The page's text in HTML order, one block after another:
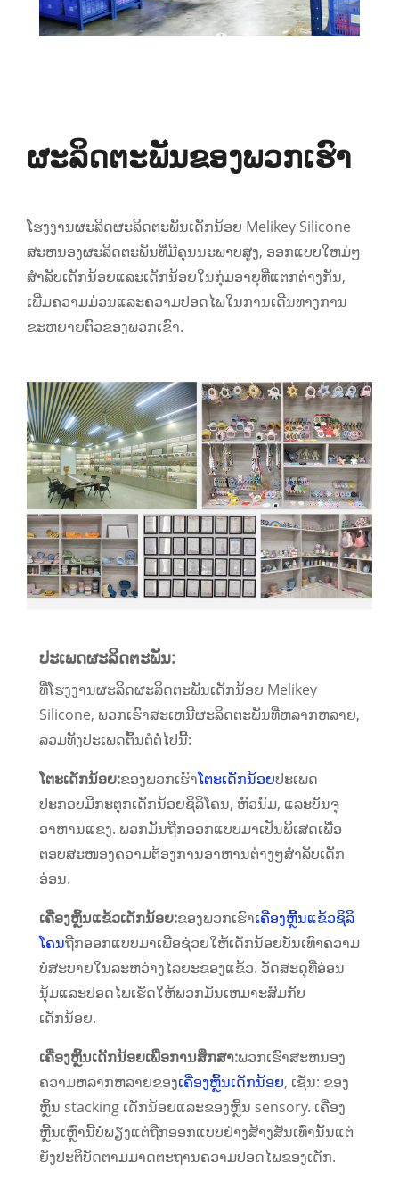
ຜະລິດຕະພັນຂອງພວກເຮົາ
ໂຮງງານຜະລິດຜະລິດຕະພັນເດັກນ້ອຍ Melikey Silicone
ສະຫນອງຜະລິດຕະພັນທີ່ມີຄຸນນະພາບສູງ, ອອກແບບໃຫມ່ໆ
ສໍາລັບເດັກນ້ອຍແລະເດັກນ້ອຍໃນກຸ່ມອາຍຸທີ່ແຕກຕ່າງກັນ,
ເພີ່ມຄວາມມ່ວນແລະຄວາມປອດໄພໃນການເດີນທາງການ
ຂະຫຍາຍຕົວຂອງພວກເຂົາ.
ປະເພດຜະລິດຕະພັນ:
ທີ່ໂຮງງານຜະລິດຜະລິດຕະພັນເດັກນ້ອຍ Melikey
Silicone, ພວກເຮົາສະເຫນີຜະລິດຕະພັນທີ່ຫລາກຫລາຍ,
ລວມທັງປະເພດຕົ້ນຕໍຕໍ່ໄປນີ້:
ໂຕະເດັກນ້ອຍ:ຂອງພວກເຮົາໂຕະເດັກນ້ອຍປະເພດ
ປະກອບມີກະຕຸກເດັກນ້ອຍຊິລິໂຄນ, ຫົວນົມ, ແລະບັນຈຸ
ອາຫານແຂງ. ພວກມັນຖືກອອກແບບມາເປັນພິເສດເພື່ອ
ຕອບສະໜອງຄວາມຕ້ອງການອາຫານຕ່າງໆສຳລັບເດັກ
ອ່ອນ.
ເຄື່ອງຫຼິ້ນແຂ້ວເດັກນ້ອຍ:ຂອງພວກເຮົາເຄື່ອງຫຼີ້ນແຂ້ວຊິລິ
ໂຄນຖືກອອກແບບມາເພື່ອຊ່ວຍໃຫ້ເດັກນ້ອຍບັນເທົາຄວາມ
ບໍ່ສະບາຍໃນລະຫວ່າງໄລຍະຂອງແຂ້ວ. ວັດສະດຸທີ່ອ່ອນ
ນຸ້ມແລະປອດໄພເຮັດໃຫ້ພວກມັນເຫມາະສົມກັບ
ເດັກນ້ອຍ.
ເຄື່ອງຫຼິ້ນເດັກນ້ອຍເພື່ອການສຶກສາ:ພວກເຮົາສະຫນອງ
ຄວາມຫລາກຫລາຍຂອງເຄື່ອງຫຼິ້ນເດັກນ້ອຍ, ເຊັ່ນ: ຂອງ
ຫຼິ້ນ stacking ເດັກນ້ອຍແລະຂອງຫຼິ້ນ sensory. ເຄື່ອງ
ຫຼີ້ນເຫຼົ່ານີ້ບໍ່ພຽງແຕ່ຖືກອອກແບບຢ່າງສ້າງສັນເທົ່ານັ້ນແຕ່
ຍັງປະຕິບັດຕາມມາດຕະຖານຄວາມປອດໄພຂອງເດັກ.